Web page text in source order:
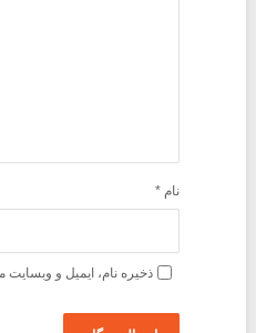
نام *
ذخیره نام، ایمیل و